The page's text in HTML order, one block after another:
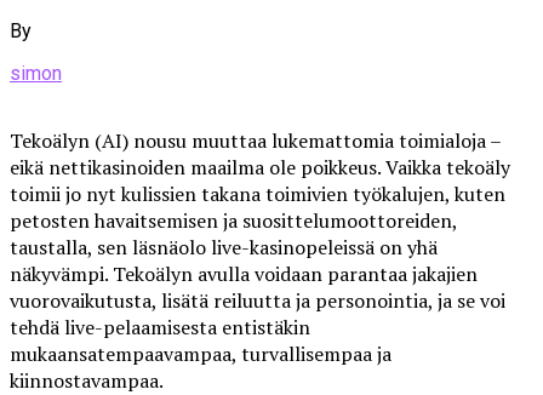
By
simon
Tekoälyn (AI) nousu muuttaa lukemattomia toimialoja –
eikä nettikasinoiden maailma ole poikkeus. Vaikka tekoäly
toimii jo nyt kulissien takana toimivien työkalujen, kuten
petosten havaitsemisen ja suosittelumoottoreiden,
taustalla, sen läsnäolo live-kasinopeleissä on yhä
näkyvämpi. Tekoälyn avulla voidaan parantaa jakajien
vuorovaikutusta, lisätä reiluutta ja personointia, ja se voi
tehdä live-pelaamisesta entistäkin
mukaansatempaavampaa, turvallisempaa ja
kiinnostavampaa.